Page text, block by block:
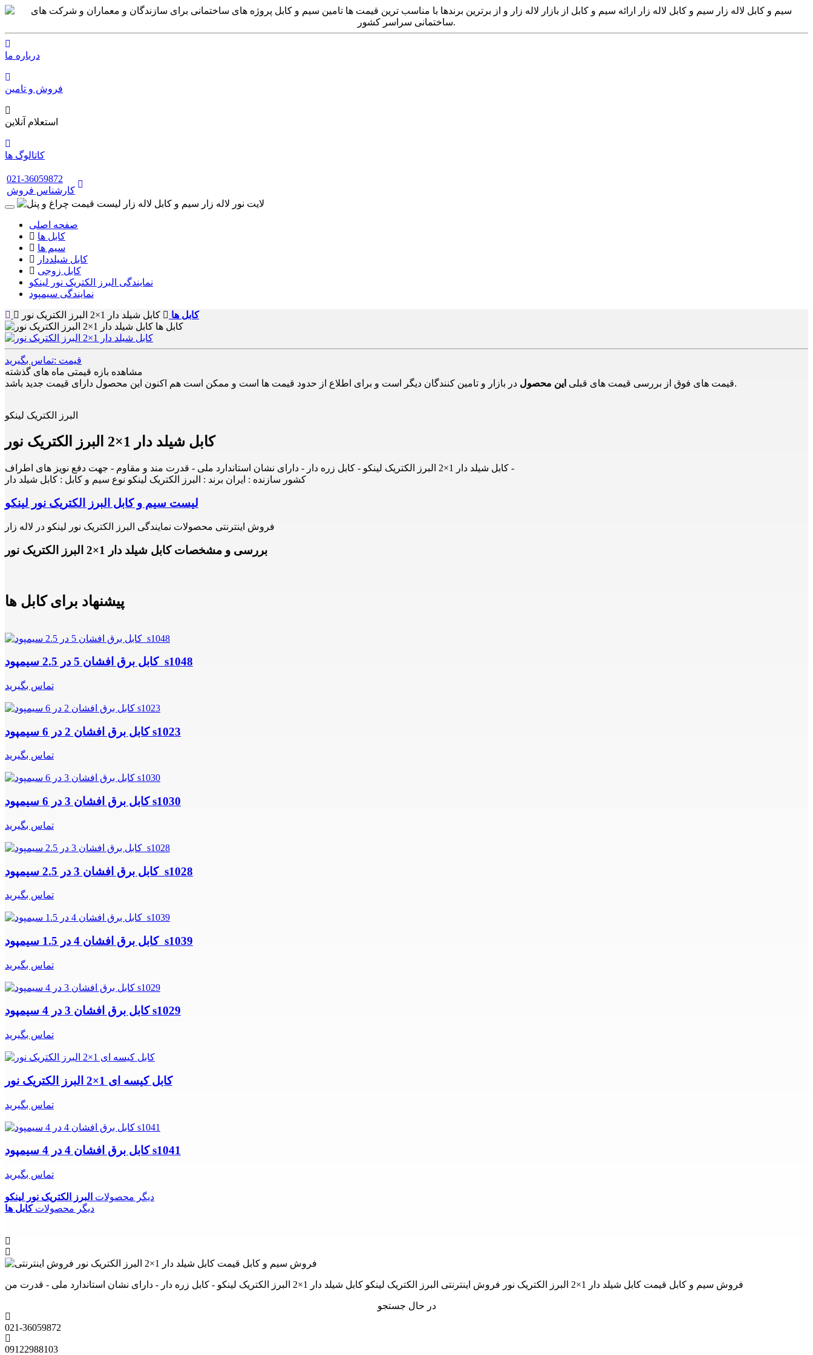
درباره ما
فروش و تامین
استعلام آنلاین
کاتالوگ ها
021-36059872
کارشناس فروش
صفحه اصلی
کابل ها
سیم ها
کابل شیلددار
کابل زوجی
نمایندگی البرز الکتریک نور لینکو
نمایندگی سیمپود
کابل ها کابل شیلد دار 1×2 البرز الکتریک نور
قیمت :تماس بگیرید
مشاهده بازه قیمتی ماه های گذشته
قیمت های فوق از بررسی قیمت های قبلی این محصول در بازار و تامین کنندگان دیگر است و برای اطلاع از حدود قیمت ها است و ممکن است هم اکنون این محصول دارای قیمت جدید باشد.
البرز الکتریک لینکو
کابل شیلد دار 1×2 البرز الکتریک نور
کابل شیلد دار 1×2 البرز الکتریک لینکو - کابل زره دار - دارای نشان استاندارد ملی - قدرت مند و مقاوم - جهت دفع نویز های اطراف -
کشور سازنده : ایران برند : البرز الکتریک لینکو نوع سیم و کابل : کابل شیلد دار
لیست سیم و کابل البرز الکتریک نور لینکو
فروش اینترنتی محصولات نمایندگی البرز الکتریک نور لینکو در لاله زار
بررسی و مشخصات کابل شیلد دار 1×2 البرز الکتریک نور
پیشنهاد برای کابل ها
کابل برق افشان 5 در 2.5 سیمپود s1048
تماس بگیرید
کابل برق افشان 2 در 6 سیمپود s1023
تماس بگیرید
کابل برق افشان 3 در 6 سیمپود s1030
تماس بگیرید
کابل برق افشان 3 در 2.5 سیمپود s1028
تماس بگیرید
کابل برق افشان 4 در 1.5 سیمپود s1039
تماس بگیرید
کابل برق افشان 3 در 4 سیمپود s1029
تماس بگیرید
کابل کیسه ای 1×2 البرز الکتریک نور
تماس بگیرید
کابل برق افشان 4 در 4 سیمپود s1041
تماس بگیرید
دیگر محصولات البرز الکتریک نور لینکو
دیگر محصولاتکابل ها
فروش سیم و کابل قیمت کابل شیلد دار 1×2 البرز الکتریک نور فروش اینترنتی البرز الکتریک لینکو کابل شیلد دار 1×2 البرز الکتریک لینکو - کابل زره دار - دارای نشان استاندارد ملی - قدرت من
در حال جستجو
021-36059872
09122988103